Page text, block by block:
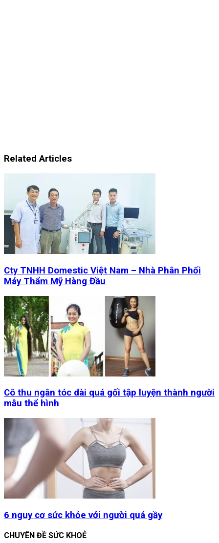
Related Articles
Cty TNHH Domestic Việt Nam – Nhà Phân Phối
Máy Thẩm Mỹ Hàng Đầu
Cô thu ngân tóc dài quá gối tập luyện thành người
mẫu thể hình
6 nguy cơ sức khỏe với người quá gầy
CHUYÊN ĐỀ SỨC KHOẺ